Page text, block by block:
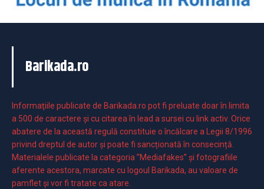
Barikada.ro
Informaţiile publicate de Barikada.ro pot fi preluate doar în limita
a 500 de caractere şi cu citarea în lead a sursei cu link activ. Orice
abatere de la această regulă constituie o încălcare a Legii 8/1996
privind dreptul de autor și poate fi sancționată în consecință.
Materialele publicate la categoria ”Mediafakes” și fotografiile
aferente acestora, marcate cu logoul Barikada, au valoare de
pamflet și vor fi tratate ca atare.